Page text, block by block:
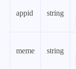
appid string
meme string